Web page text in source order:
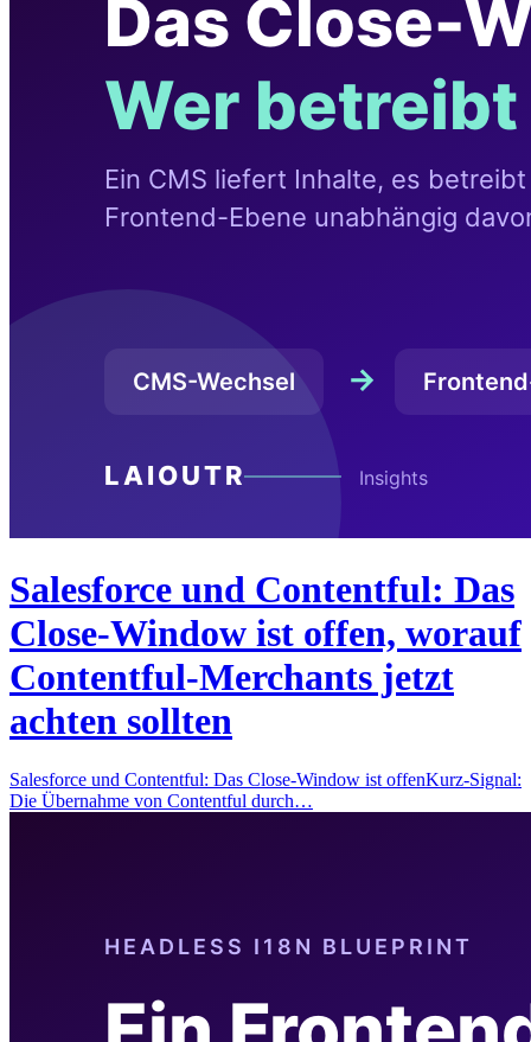
Salesforce und Contentful: Das
Close-Window ist offen, worauf
Contentful-Merchants jetzt
achten sollten
Salesforce und Contentful: Das Close-Window ist offenKurz-Signal:
Die Übernahme von Contentful durch…